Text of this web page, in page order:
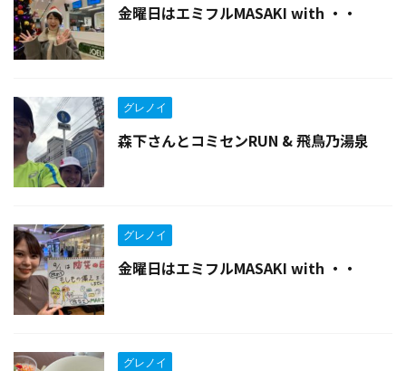
金曜日はエミフルMASAKI with ・・
グレノイ
森下さんとコミセンRUN & 飛鳥乃湯泉
グレノイ
金曜日はエミフルMASAKI with ・・
グレノイ